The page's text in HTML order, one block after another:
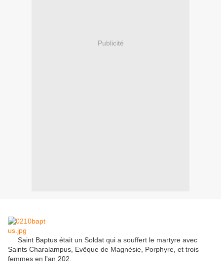
Publicité
Saint Baptus était un Soldat qui a souffert le martyre avec
Saints Charalampus Evêque de Magnésie Porphyre et trois
femmes en l'an 202